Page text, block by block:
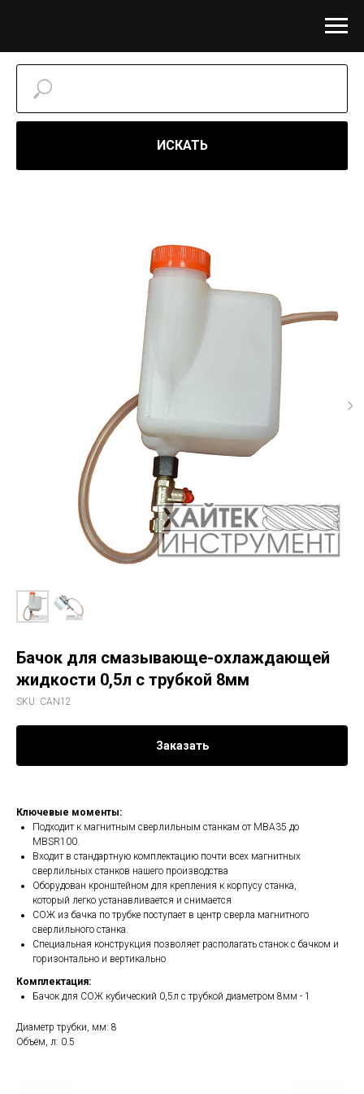
ИСКАТЬ
Бачок для смазывающе-охлаждающей
жидкости 0,5л с трубкой 8мм
SKU: CAN12
Заказать
Ключевые моменты:
Подходит к магнитным сверлильным станкам от MBA35 до
MBSR100.
Входит в стандартную комплектацию почти всех магнитных
сверлильных станков нашего производства
Оборудован кронштейном для крепления к корпусу станка,
который легко устанавливается и снимается
СОЖ из бачка по трубке поступает в центр сверла магнитного
сверлильного станка.
Специальная конструкция позволяет располагать станок с бачком и
горизонтально и вертикально
Комплектация:
Бачок для СОЖ кубический 0,5л с трубкой диаметром 8мм - 1
Диаметр трубки, мм: 8
Объём, л: 0.5